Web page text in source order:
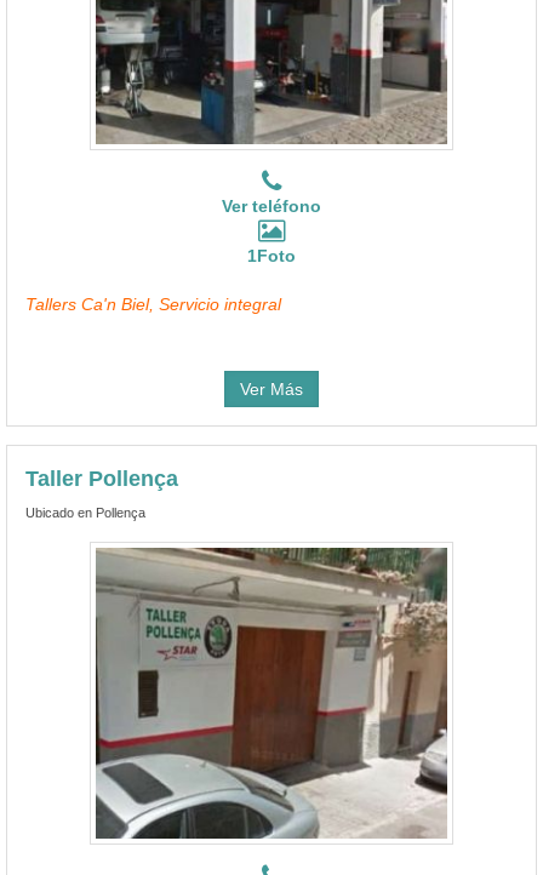
Ver teléfono
1Foto
Tallers Ca'n Biel, Servicio integral
Ver Más
Taller Pollença
Ubicado en Pollença